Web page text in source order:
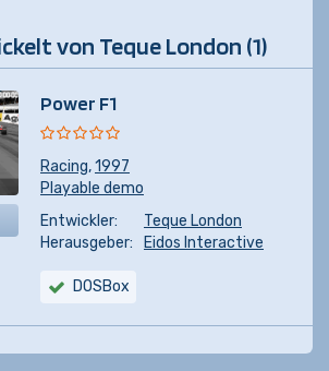
von Teque London (1)
Power F1
Racing,1997
Playable demo
Entwickler:
Teque London
Herausgeber:
Eidos Interactive
DOSBox